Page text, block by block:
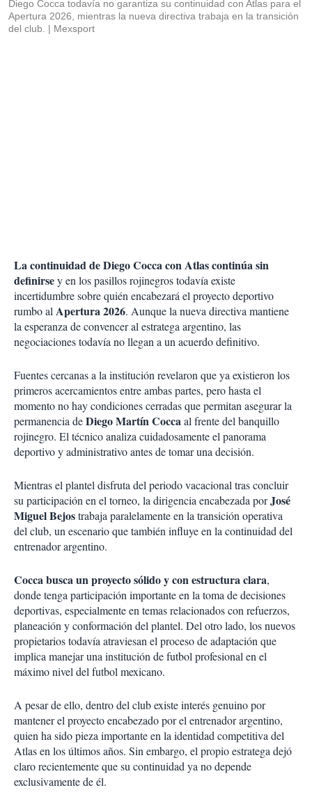
Diego Cocca todavía no garantiza su continuidad con Atlas para el
Apertura 2026, mientras la nueva directiva trabaja en la transición
del club.
Mexsport
La continuidad de Diego Cocca con Atlas continúa sin
definirsey en los pasillos rojinegros todavía existe
incertidumbre sobre quién encabezará el proyecto deportivo
rumbo alApertura 2026. Aunque la nueva directiva mantiene
la esperanza de convencer al estratega argentino, las
negociaciones todavía no llegan a un acuerdo definitivo.
Fuentes cercanas a la institución revelaron que ya existieron los
primeros acercamientos entre ambas partes, pero hasta el
momento no hay condiciones cerradas que permitan asegurar la
permanencia deDiego Martín Coccaal frente del banquillo
rojinegro. El técnico analiza cuidadosamente el panorama
deportivo y administrativo antes de tomar una decisión.
Mientras el plantel disfruta del periodo vacacional tras concluir
su participación en el torneo, la dirigencia encabezada porJosé
Miguel Bejostrabaja paralelamente en la transición operativa
del club, un escenario que también influye en la continuidad del
entrenador argentino.
Cocca busca un proyecto sólido y con estructura clara,
donde tenga participación importante en la toma de decisiones
deportivas, especialmente en temas relacionados con refuerzos,
planeación y conformación del plantel. Del otro lado, los nuevos
propietarios todavía atraviesan el proceso de adaptación que
implica manejar una institución de futbol profesional en el
máximo nivel del futbol mexicano.
A pesar de ello, dentro del club existe interés genuino por
mantener el proyecto encabezado por el entrenador argentino,
quien ha sido pieza importante en la identidad competitiva del
Atlas en los últimos años. Sin embargo, el propio estratega dejó
claro recientemente que su continuidad ya no depende
exclusivamente de él.